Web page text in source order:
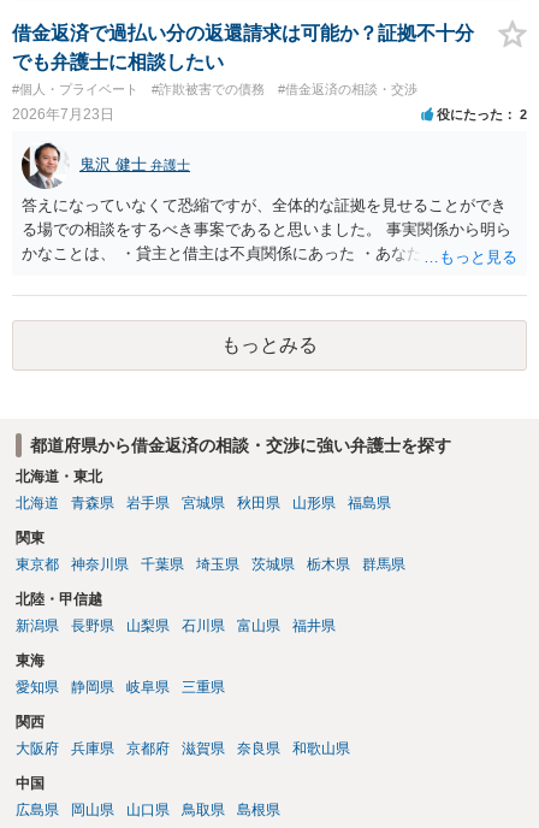
りたお金は返さなければいけませんし、勝手につけた利息は返済不要
です。 以上、ご参考まで。
借金返済で過払い分の返還請求は可能か？証拠不十分
でも弁護士に相談したい
#個人・プライベート #詐欺被害での債務 #借金返済の相談・交渉
2026年7月23日 役にたった 2
鬼沢 健士 弁護士
答えになっていなくて恐縮ですが、全体的な証拠を見せることができ
る場での相談をするべき事案であると思いました。 事実関係から明ら
かなことは、 ・貸主と借主は不貞関係にあった ・あなたから相手に金
想されるのは、 ・もらったものだ ・貸したかもしれないが、不法原因
給付ではない でしょう。 書かれた情報だけからは、不法原因給付であ
るといえそうなものはありませんでした。 不貞当事者間での貸金だか
らといって不法原因給付になるわけではありません。 あなたが性行為
もっとみる
都道府県から借金返済の相談・交渉に強い弁護士を探す
北海道・東北
北海道
青森県 岩手県 宮城県 秋田県 山形県 福島県
関東
東京都
神奈川県 千葉県 埼玉県 茨城県 栃木県 群馬県
北陸・甲信越
新潟県
長野県 山梨県 石川県 富山県 福井県
東海
愛知県
静岡県 岐阜県 三重県
関西
大阪府
兵庫県 京都府 滋賀県 奈良県 和歌山県
中国
広島県
岡山県 山口県 鳥取県 島根県